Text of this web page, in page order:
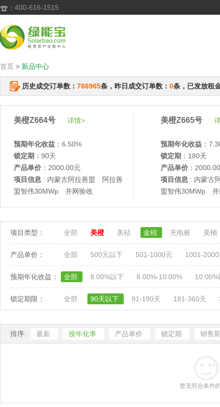
 ：400-616-1515
首页 > 新品中心
历史成交订单数： 766965条，昨日成交订单数： 0条，已发放租
美橙Z664号 详情>
预期年化收益 ：6.50%
锁定期 ：90天
产品单价 ：2000.00元
项目信息 : 内蒙古阿拉善盟 阿拉善
盟智伟30MWp 并网验收
美橙Z665号
预期年化收益 ：
锁定期 ：180天
产品单价 ：
项目信息 : 内蒙古
盟智伟30MWp 并
项目类型： 全部 美橙 美桔 金桔 充电桩 美柚
产品单价： 全部 500元以下 501-1000元 1001-
预期年化收益： 全部 8.00%以下 8.00%-10.00%
锁定期限： 全部 90天以下 91-180天 181-360天
排序: 最新 按年化率 产品单价 锁定期 销售
暂无符合条件